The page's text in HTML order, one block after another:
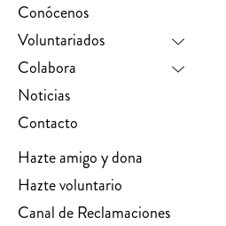
Conócenos
Voluntariados
Colabora
Noticias
Contacto
Hazte amigo y dona
Hazte voluntario
Canal de Reclamaciones